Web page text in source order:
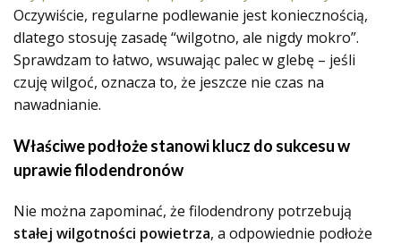
Oczywiście, regularne podlewanie jest koniecznością,
dlatego stosuję zasadę “wilgotno, ale nigdy mokro”.
Sprawdzam to łatwo, wsuwając palec w glebę – jeśli
czuję wilgoć, oznacza to, że jeszcze nie czas na
nawadnianie.
Właściwe podłoże stanowi klucz do sukcesu w
uprawie filodendronów
Nie można zapominać, że filodendrony potrzebują
stałej wilgotności powietrza, a odpowiednie podłoże